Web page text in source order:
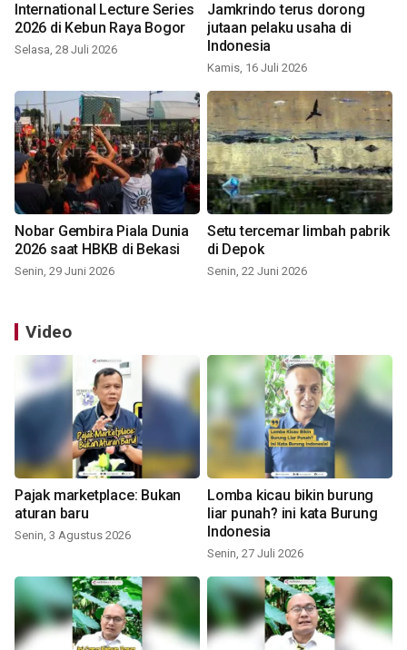
International Lecture Series
2026 di Kebun Raya Bogor
Selasa, 28 Juli 2026
Jamkrindo terus dorong
jutaan pelaku usaha di
Indonesia
Kamis, 16 Juli 2026
Nobar Gembira Piala Dunia
2026 saat HBKB di Bekasi
Senin, 29 Juni 2026
Setu tercemar limbah pabrik
di Depok
Senin, 22 Juni 2026
Video
Pajak marketplace: Bukan
aturan baru
Senin, 3 Agustus 2026
Lomba kicau bikin burung
liar punah? ini kata Burung
Indonesia
Senin, 27 Juli 2026